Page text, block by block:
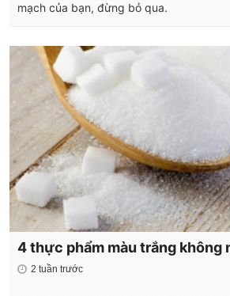
mạch của bạn, đừng bỏ qua.
4 thực phẩm màu trắng không
2 tuần trước